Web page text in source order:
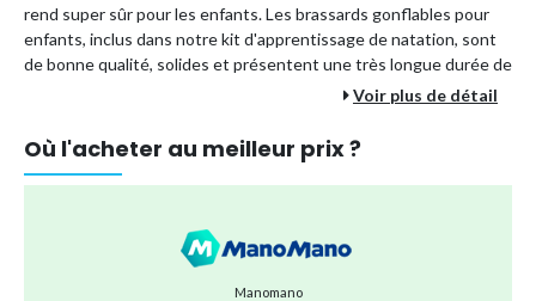
rend super sûr pour les enfants. Les brassards gonflables pour
enfants, inclus dans notre kit d'apprentissage de natation, sont
de bonne qualité, solides et présentent une très longue durée de
Taille :La taille du brassard arrière gonflable est de 14 * 17 * 12
cm, adapté spécifiquement pour les enfants âgés de 3 à 6 ans.
chez les débutants. Equipé de deux flotteurs et arborant un
design flamenco, ce brassard offre une sécurité et un confort
accrus. De plus, sa conception pneumatique s'adapte
Voir plus de détail
Où l'acheter au meilleur prix ?
Manomano